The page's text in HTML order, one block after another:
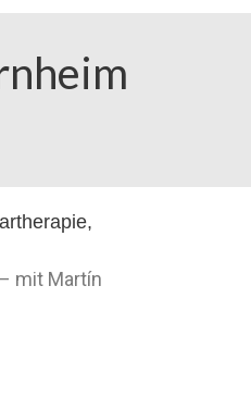
mit Martín